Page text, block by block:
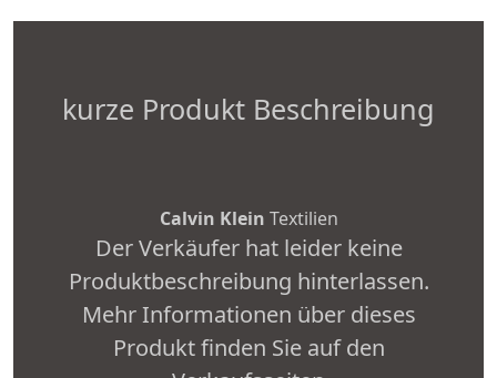
kurze Produkt Beschreibung
Calvin Klein Textilien
Der Verkäufer hat leider keine
Produktbeschreibung hinterlassen.
Mehr Informationen über dieses
Produkt finden Sie auf den